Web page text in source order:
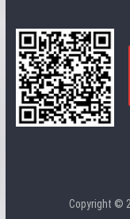
Copyright ©